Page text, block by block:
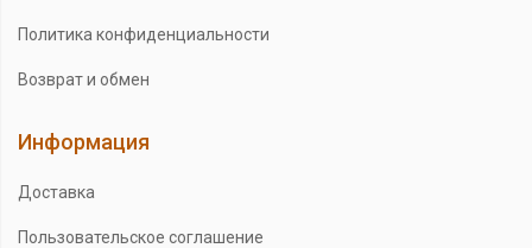
Политика конфиденциальности
Возврат и обмен
Информация
Доставка
Пользовательское соглашение